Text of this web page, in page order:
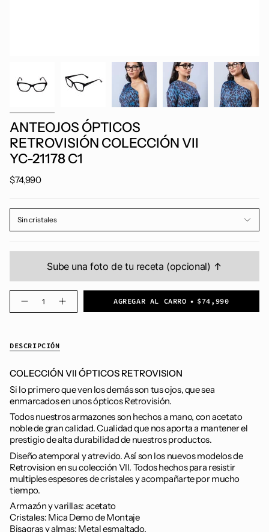
ANTEOJOS ÓPTICOS
RETROVISIÓN COLECCIÓN VII
YC-21178 C1
$74,990
Sin cristales
Sube una foto de tu receta (opcional) ↑
Cantidad
AGREGAR AL CARRO $74,990
DESCRIPCIÓN
COLECCIÓN VII ÓPTICOS RETROVISION
Si lo primero que ven los demás son tus ojos, que sea
enmarcados en unos ópticos Retrovisión.
Todos nuestros armazones son hechos a mano, con acetato
noble de gran calidad. Cualidad que nos aporta a mantener el
prestigio de alta durabilidad de nuestros productos.
Diseño atemporal y atrevido. Así son los nuevos modelos de
Retrovision en su colección VII. Todos hechos para resistir
multiples espesores de cristales y acompañarte por mucho
tiempo.
Armazón y varillas: acetato
Cristales: Mica Demo de Montaje
Bisagras y almas: Metal esmaltado.